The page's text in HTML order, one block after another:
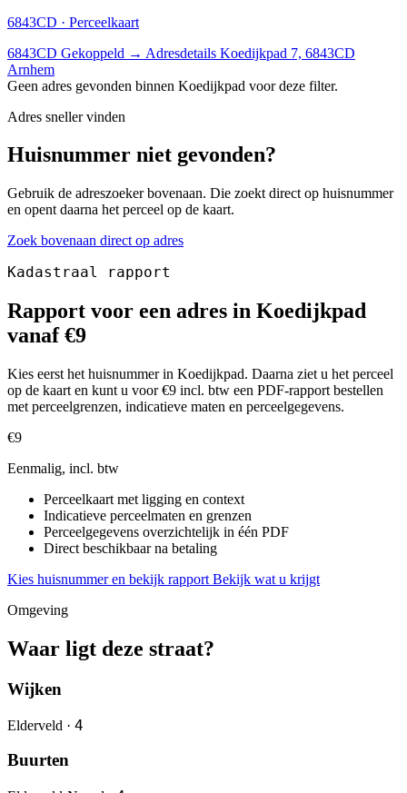
6843CD · Perceelkaart
6843CD Gekoppeld → Adresdetails Koedijkpad 7, 6843CD
Arnhem
Geen adres gevonden binnen Koedijkpad voor deze filter.
Adres sneller vinden
Huisnummer niet gevonden?
Gebruik de adreszoeker bovenaan. Die zoekt direct op huisnummer
en opent daarna het perceel op de kaart.
Zoek bovenaan direct op adres
Kadastraal rapport
Rapport voor een adres in Koedijkpad
vanaf €9
Kies eerst het huisnummer in Koedijkpad. Daarna ziet u het perceel
op de kaart en kunt u voor €9 incl. btw een PDF-rapport bestellen
met perceelgrenzen, indicatieve maten en perceelgegevens.
€9
Eenmalig, incl. btw
Perceelkaart met ligging en context
Indicatieve perceelmaten en grenzen
Perceelgegevens overzichtelijk in één PDF
Direct beschikbaar na betaling
Kies huisnummer en bekijk rapport Bekijk wat u krijgt
Omgeving
Waar ligt deze straat?
Wijken
Elderveld · 4
Buurten